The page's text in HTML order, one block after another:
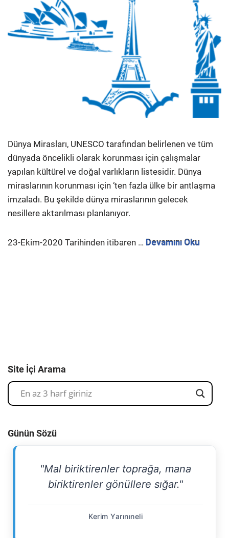
Dünya Mirasları, UNESCO tarafından belirlenen ve tüm
dünyada öncelikli olarak korunması için çalışmalar
yapılan kültürel ve doğal varlıkların listesidir. Dünya
miraslarının korunması için ‘ten fazla ülke bir antlaşma
imzaladı. Bu şekilde dünya miraslarının gelecek
nesillere aktarılması planlanıyor.
23-Ekim-2020 Tarihinden itibaren … Devamını Oku
Site İçi Arama
Günün Sözü
"Mal biriktirenler toprağa, mana
biriktirenler gönüllere sığar."
Kerim Yarınıneli